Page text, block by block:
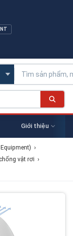
Giới thiệu
›
vật rơi ›